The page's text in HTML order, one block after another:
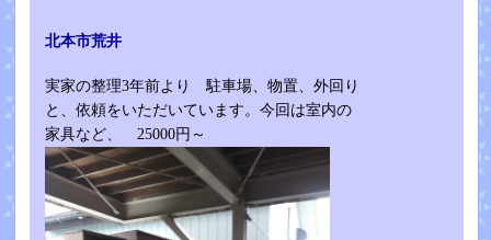
北本市荒井
実家の整理3年前より 駐車場、物置、外回り
と、依頼をいただいています。今回は室内の
家具など、 25000円～